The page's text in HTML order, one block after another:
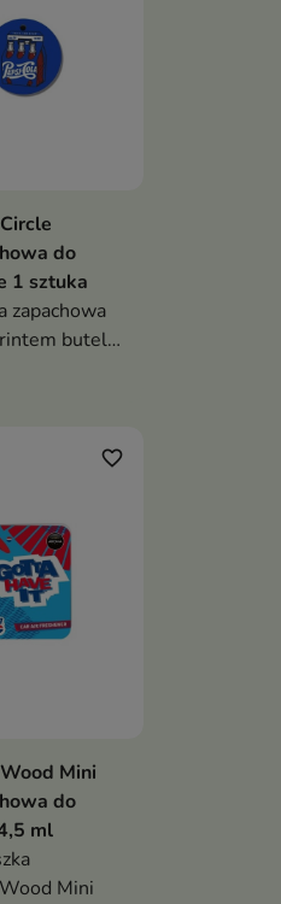
koszyka
do
1 sztuka
zapachowa
butelek
koszyka
favorite_border
Mini
do
ml
Mini